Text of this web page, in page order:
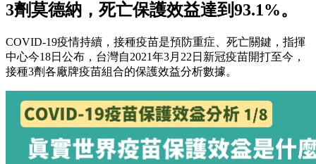
3劑莫德納，死亡保護效益達到93.1%。
COVID-19疫情持續，接種疫苗是預防重症、死亡關鍵，指揮
中心今18日公布，台灣自2021年3月22日新冠疫苗開打至今，
接種3劑各廠牌疫苗組合的保護效益分析數據。